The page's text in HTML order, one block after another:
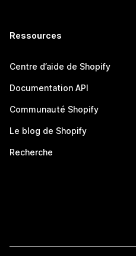
Ressources
Centre d’aide de Shopify
Documentation API
Communauté Shopify
Le blog de Shopify
Recherche